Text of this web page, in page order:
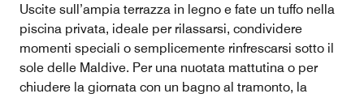
Uscite sull’ampia terrazza in legno e fate un tuffo nella
piscina privata, ideale per rilassarsi, condividere
momenti speciali o semplicemente rinfrescarsi sotto il
sole delle Maldive. Per una nuotata mattutina o per
chiudere la giornata con un bagno al tramonto, la